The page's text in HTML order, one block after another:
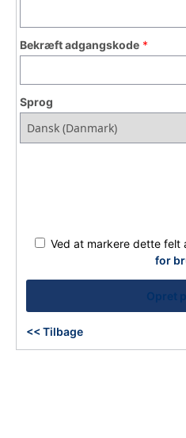
Bekræft adgangskode
Sprog
Ved at markere dette felt
for
Opret
Tilbage